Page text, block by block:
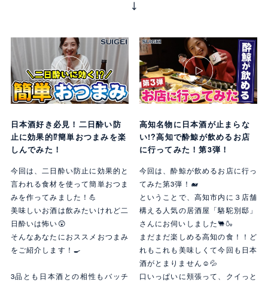
日本酒好き必見！二日酔い防
止に効果的⁉簡単おつまみを楽
しんでみた！
今回は、二日酔い防止に効果的と
言われる食材を使って簡単おつま
みを作ってみました！💪
美味しいお酒は飲みたいけれど二
日酔いは怖い😲
そんなあなたにおススメおつまみ
をご紹介します！🍳
3品とも日本酒との相性もバッチ
高知名物に日本酒が止まらな
い!?高知で酔鯨が飲めるお店
に行ってみた！第3弾！
今回は、酔鯨が飲めるお店に行っ
てみた第3弾！🐋
ということで、高知市内に３店舗
構える人気の居酒屋「駱駝別邸」
さんにお伺いしました🐫🍶
まだまだ楽しめる高知の食！！ど
れもこれも美味しくて今回も日本
酒がとまりません☺💦
口いっぱいに頬張って、クイっと